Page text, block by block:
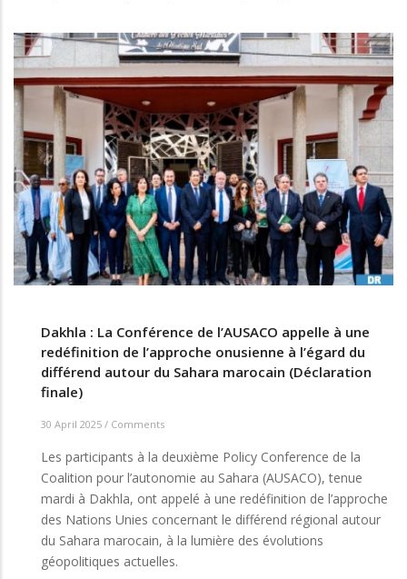
Dakhla : La Conférence de l’AUSACO appelle à une
redéfinition de l’approche onusienne à l’égard du
différend autour du Sahara marocain (Déclaration
finale)
30 April 2025 / Comments
Les participants à la deuxième Policy Conference de la
Coalition pour l’autonomie au Sahara (AUSACO), tenue
mardi à Dakhla, ont appelé à une redéfinition de l’approche
des Nations Unies concernant le différend régional autour
du Sahara marocain, à la lumière des évolutions
géopolitiques actuelles.